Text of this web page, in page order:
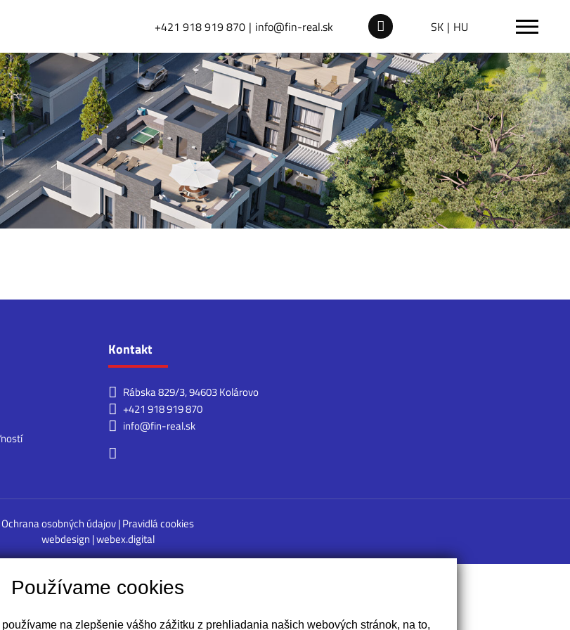
+421 918 919 870 info@fin-real.sk SK HU
Kontakt
Rábska 829/3, 94603 Kolárovo
+421 918 919 870
info@fin-real.sk
Ochrana osobných údajov|Pravidlá cookies
webdesign |webex.digital
Používame cookies
na zlepšenie vášho zážitku z prehliadania našich webových stránok, na to,